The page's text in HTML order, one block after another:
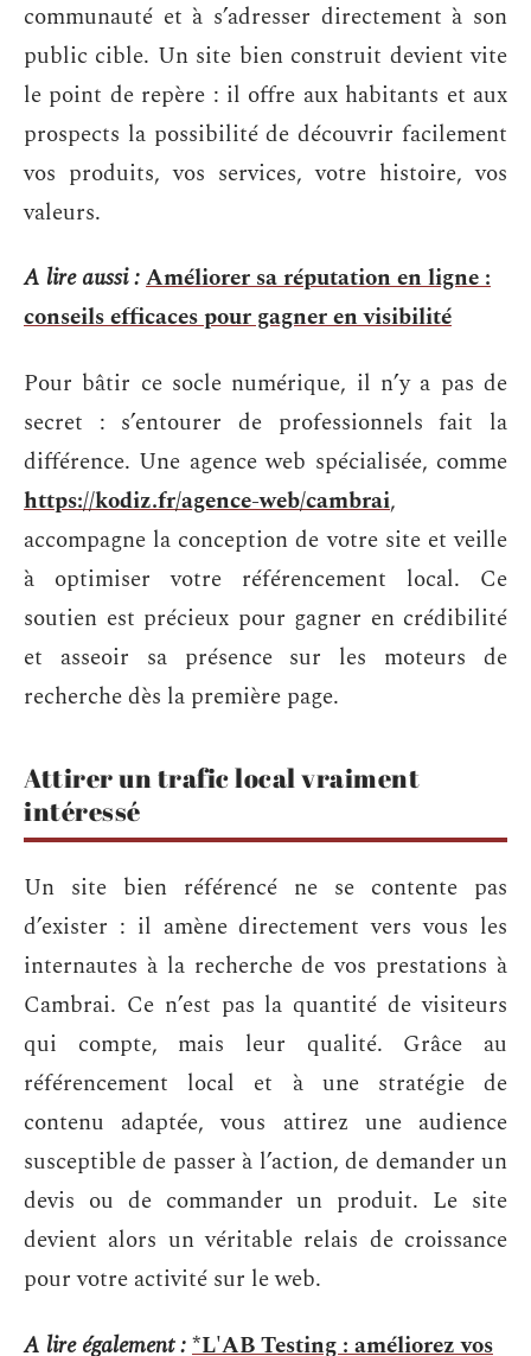
communauté et à s’adresser directement à son
public cible. Un site bien construit devient vite
le point de repère : il offre aux habitants et aux
prospects la possibilité de découvrir facilement
vos produits, vos services, votre histoire, vos
valeurs.
A lire aussi :Améliorer sa réputation en ligne :
conseils efficaces pour gagner en visibilité
Pour bâtir ce socle numérique, il n’y a pas de
secret : s’entourer de professionnels fait la
différence. Une agence web spécialisée, comme
https://kodiz.fr/agence-web/cambrai,
accompagne la conception de votre site et veille
à optimiser votre référencement local. Ce
soutien est précieux pour gagner en crédibilité
et asseoir sa présence sur les moteurs de
recherche dès la première page.
Attirer un trafic local vraiment
intéressé
Un site bien référencé ne se contente pas
d’exister : il amène directement vers vous les
internautes à la recherche de vos prestations à
Cambrai. Ce n’est pas la quantité de visiteurs
qui compte, mais leur qualité. Grâce au
référencement local et à une stratégie de
contenu adaptée, vous attirez une audience
susceptible de passer à l’action, de demander un
devis ou de commander un produit. Le site
devient alors un véritable relais de croissance
pour votre activité sur le web.
A lire également :*L'AB Testing : améliorez vos